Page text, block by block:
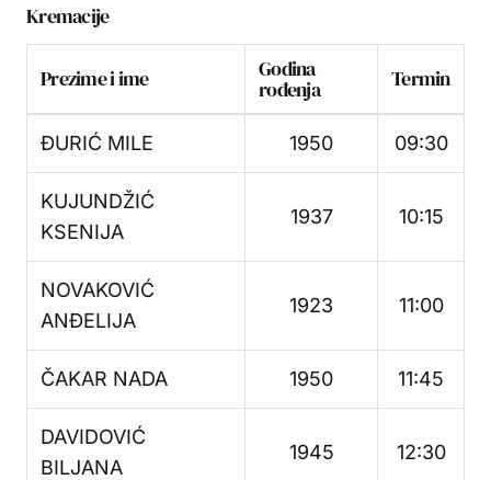
Kremacije
Prezime i ime Godina
rođenja Termin
ĐURIĆ MILE 1950 09:30
KUJUNDŽIĆ
KSENIJA
1937 10:15
NOVAKOVIĆ
ANĐELIJA
1923 11:00
ČAKAR NADA 1950 11:45
DAVIDOVIĆ
BILJANA
1945 12:30